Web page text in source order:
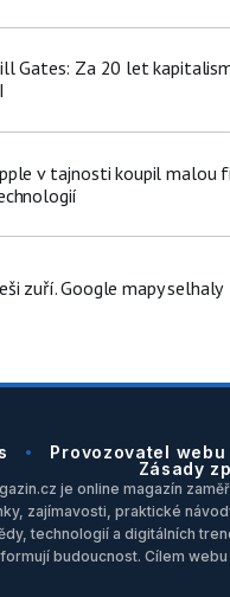
Gates: Za 20 let
v tajnosti koupil malou
zuří. Google mapy selhaly
Provozovatel webu
Zásady
je online magazín
zajímavosti, praktické
technologií a digitálních
formují budoucnost. Cílem